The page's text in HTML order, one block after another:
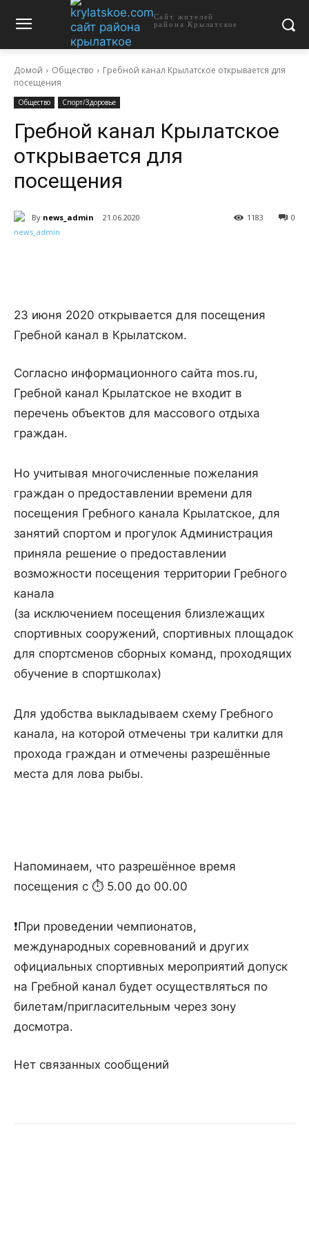
Сайт жителей
района Крылатское
Домой Общество
Гребной канал Крылатское открывается для
посещения
Общество Спорт/Здоровье
Гребной канал Крылатское
открывается для
посещения
By news_admin 21.06.2020 0
1183
23 июня 2020 открывается для посещения
Гребной канал в Крылатском.
Согласно информационного сайта mos.ru,
Гребной канал Крылатское не входит в
перечень объектов для массового отдыха
граждан.
Но учитывая многочисленные пожелания
граждан о предоставлении времени для
посещения Гребного канала Крылатское, для
занятий спортом и прогулок Администрация
приняла решение о предоставлении
возможности посещения территории Гребного
канала
(за исключением посещения близлежащих
спортивных сооружений, спортивных площадок
для спортсменов сборных команд, проходящих
обучение в спортшколах)
Для удобства выкладываем схему Гребного
канала, на которой отмечены три калитки для
прохода граждан и отмечены разрешённые
места для лова рыбы.
Напоминаем, что разрешённое время
посещения с ⏱ 5.00 до 00.00
❗️При проведении чемпионатов,
международных соревнований и других
официальных спортивных мероприятий допуск
на Гребной канал будет осуществляться по
билетам/пригласительным через зону
досмотра.
Нет связанных сообщений